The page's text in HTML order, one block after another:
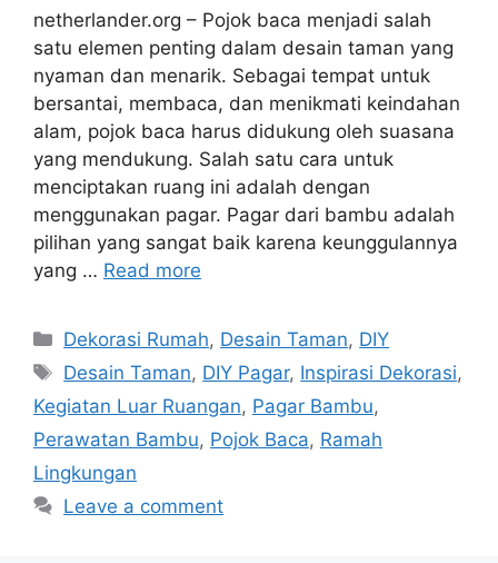
netherlander.org – Pojok baca menjadi salah
satu elemen penting dalam desain taman yang
nyaman dan menarik. Sebagai tempat untuk
bersantai, membaca, dan menikmati keindahan
alam, pojok baca harus didukung oleh suasana
yang mendukung. Salah satu cara untuk
menciptakan ruang ini adalah dengan
menggunakan pagar. Pagar dari bambu adalah
pilihan yang sangat baik karena keunggulannya
yang … Read more
Categories
Dekorasi Rumah, Desain Taman, DIY
Tags
Desain Taman, DIY Pagar, Inspirasi Dekorasi,
Kegiatan Luar Ruangan, Pagar Bambu,
Perawatan Bambu, Pojok Baca, Ramah
Lingkungan
Leave a comment